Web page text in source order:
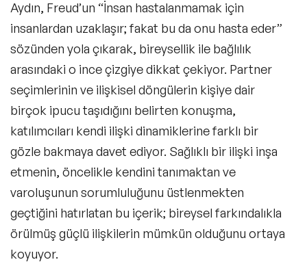
Aydın, Freud’un “İnsan hastalanmamak için
insanlardan uzaklaşır; fakat bu da onu hasta eder”
sözünden yola çıkarak, bireysellik ile bağlılık
arasındaki o ince çizgiye dikkat çekiyor. Partner
seçimlerinin ve ilişkisel döngülerin kişiye dair
birçok ipucu taşıdığını belirten konuşma,
katılımcıları kendi ilişki dinamiklerine farklı bir
gözle bakmaya davet ediyor. Sağlıklı bir ilişki inşa
etmenin, öncelikle kendini tanımaktan ve
varoluşunun sorumluluğunu üstlenmekten
geçtiğini hatırlatan bu içerik; bireysel farkındalıkla
örülmüş güçlü ilişkilerin mümkün olduğunu ortaya
koyuyor.